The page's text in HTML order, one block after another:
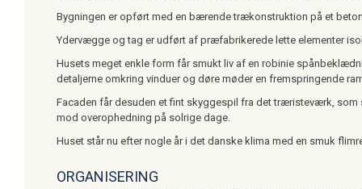
Bygningen er opført med en bærende trækonstruktion på et
Ydervægge og tag er udført af præfabrikerede lette elementer
Husets meget enkle form får smukt liv af en robinie
detaljerne omkring vinduer og døre møder en fremspringende
Facaden får desuden et fint skyggespil fra det træristeværk, som
mod overophedning på solrige dage.
Huset står nu efter nogle år i det danske klima med en smuk
ORGANISERING